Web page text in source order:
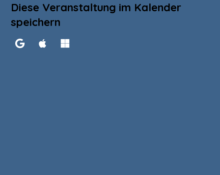
Diese Veranstaltung im Kalender
speichern